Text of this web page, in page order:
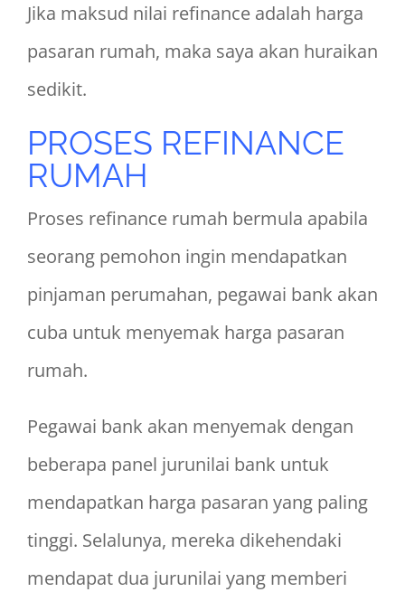
Jika maksud nilai refinance adalah harga
pasaran rumah, maka saya akan huraikan
sedikit.
PROSES REFINANCE
RUMAH
Proses refinance rumah bermula apabila
seorang pemohon ingin mendapatkan
pinjaman perumahan, pegawai bank akan
cuba untuk menyemak harga pasaran
rumah.
Pegawai bank akan menyemak dengan
beberapa panel jurunilai bank untuk
mendapatkan harga pasaran yang paling
tinggi. Selalunya, mereka dikehendaki
mendapat dua jurunilai yang memberi